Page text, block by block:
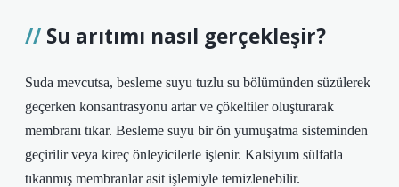
Su arıtımı nasıl gerçekleşir?
Suda mevcutsa, besleme suyu tuzlu su bölümünden süzülerek
geçerken konsantrasyonu artar ve çökeltiler oluşturarak
membranı tıkar. Besleme suyu bir ön yumuşatma sisteminden
geçirilir veya kireç önleyicilerle işlenir. Kalsiyum sülfatla
tıkanmış membranlar asit işlemiyle temizlenebilir.